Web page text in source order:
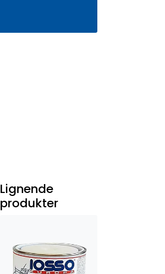
Lignende
produkter